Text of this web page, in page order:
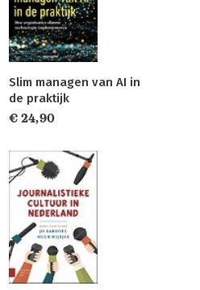
Slim managen van AI in
de praktijk
€ 24,90